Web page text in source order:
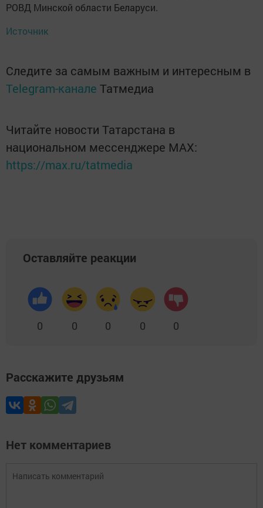
РОВД Минской области Беларуси.
Источник
Следите за самым важным и интересным в
Telegram-канале Татмедиа
Читайте новости Татарстана в
национальном мессенджере MАХ:
https://max.ru/tatmedia
Оставляйте реакции
0 0 0 0 0
Расскажите друзьям
Нет комментариев